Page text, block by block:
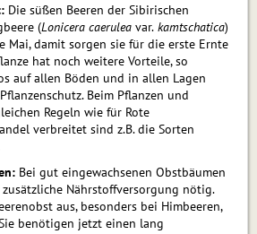
Die süßen Beeren der Sibirischen
(Lonicera caerulea var. kamtschatica)
Mai, damit sorgen sie für die erste Ernte
hat noch weitere Vorteile, so
auf allen Böden und in allen Lagen
Beim Pflanzen und
Regeln wie für Rote
verbreitet sind z.B. die Sorten
Bei gut eingewachsenen Obstbäumen
Nähr­stoff­ver­sor­gung nötig.
aus, besonders bei Himbeeren,
benötigen jetzt einen lang